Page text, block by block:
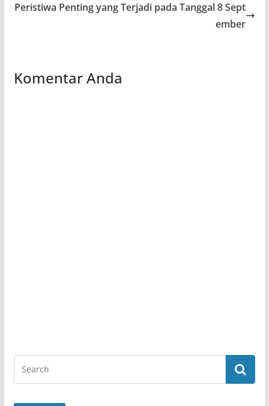
Peristiwa Penting yang Terjadi pada Tanggal 8 Sept
ember
Komentar Anda